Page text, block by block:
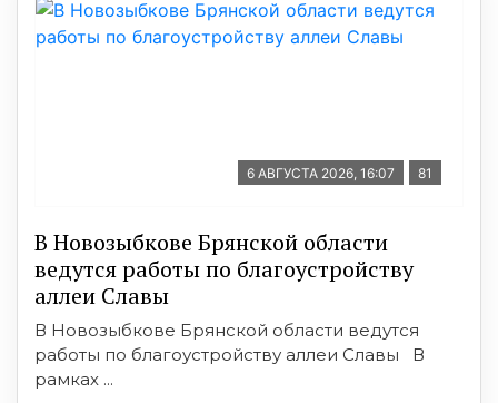
6 АВГУСТА 2026, 16:07 81
В Новозыбкове Брянской области
ведутся работы по благоустройству
аллеи Славы
В Новозыбкове Брянской области ведутся
работы по благоустройству аллеи Славы В
рамках ...